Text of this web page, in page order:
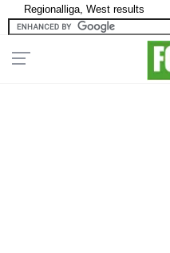
Regionalliga, West results